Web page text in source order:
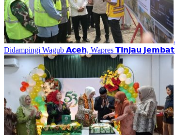
Didampingi Wagub 𝗔𝗰𝗲𝗵, Wapres 𝗧𝗶𝗻𝗷𝗮𝘂